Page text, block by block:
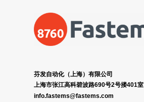
芬发自动化（上海）有限公司
上海市张江高科碧波路690号2号搂401室
info.fastems@fastems.com